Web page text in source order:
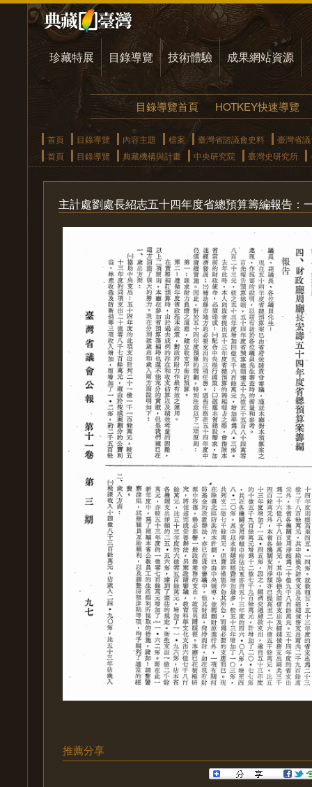
珍藏特展 目錄導覽 技術體驗 成果網站資源
目錄導覽首頁 HOTKEY快速導覽
首頁 目錄導覽 內容主題 檔案 臺灣省諮議會史料
臺灣省
首頁
目錄導覽 典藏機構與計畫 中央研究院 臺灣史研究所
主計處劉處長紹志五十四年度省總預算籌編報告
推薦分享